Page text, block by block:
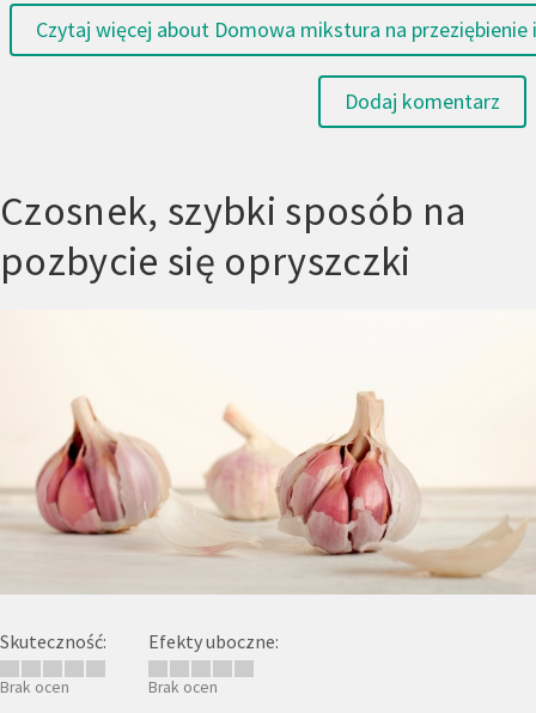
Czytaj więcej about Domowa mikstura na przeziębienie
Dodaj komentarz
Czosnek, szybki sposób na
pozbycie się opryszczki
Skuteczność:
Brak ocen
Efekty uboczne:
Brak ocen